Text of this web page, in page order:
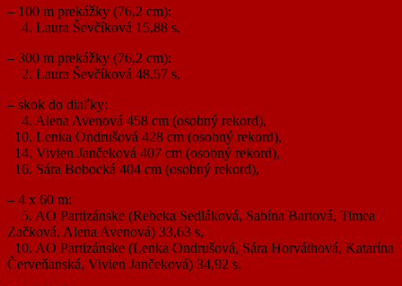
– 100 m prekážky (76,2 cm):
4. Laura Ševčíková 15,88 s,
– 300 m prekážky (76,2 cm):
2. Laura Ševčíková 48,57 s,
– skok do diaľky:
4. Alena Avenová 458 cm (osobný rekord),
10. Lenka Ondrušová 428 cm (osobný rekord),
14. Vivien Jančeková 407 cm (osobný rekord),
16. Sára Bobocká 404 cm (osobný rekord),
– 4 x 60 m:
5. AO Partizánske (Rebeka Sedláková, Sabína Bartová, Timea
Začková, Alena Avenová) 33,63 s,
10. AO Partizánske (Lenka Ondrušová, Sára Horváthová, Katarína
Červeňanská, Vivien Jančeková) 34,92 s.